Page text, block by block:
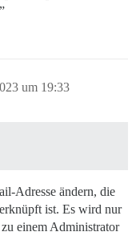
um 19:33
Adresse ändern, die
ist. Es wird nur
einem Administrator